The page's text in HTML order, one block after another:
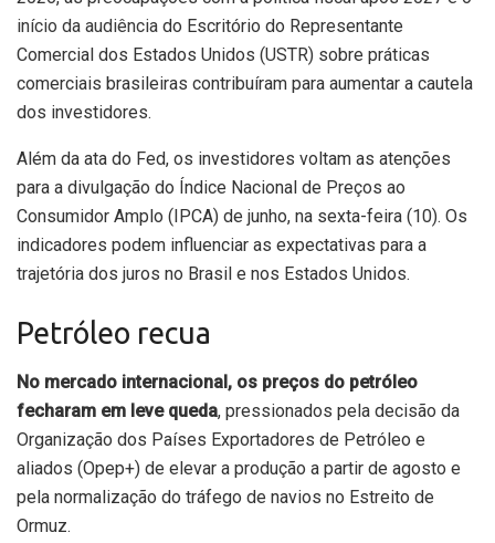
início da audiência do Escritório do Representante
Comercial dos Estados Unidos (USTR) sobre práticas
comerciais brasileiras contribuíram para aumentar a cautela
dos investidores.
Além da ata do Fed, os investidores voltam as atenções
para a divulgação do Índice Nacional de Preços ao
Consumidor Amplo (IPCA) de junho, na sexta-feira (10). Os
indicadores podem influenciar as expectativas para a
trajetória dos juros no Brasil e nos Estados Unidos.
Petróleo recua
No mercado internacional, os preços do petróleo
fecharam em leve queda, pressionados pela decisão da
Organização dos Países Exportadores de Petróleo e
aliados (Opep+) de elevar a produção a partir de agosto e
pela normalização do tráfego de navios no Estreito de
Ormuz.